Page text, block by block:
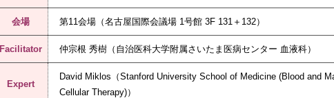
会場 第11会場（名古屋国際会議場 1号館 3F 131＋132）
Facilitator 仲宗根 秀樹（自治医科大学附属さいたま医病センター 血液科）
Expert
David Miklos（Stanford University School of Medicine (Blood and
Cellular Therapy)）